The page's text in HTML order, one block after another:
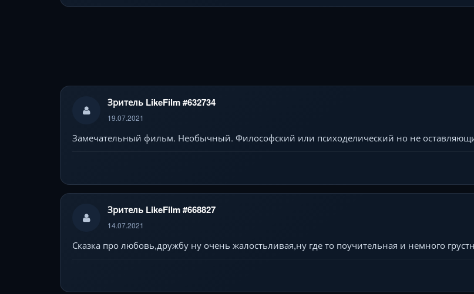
Зритель LikeFilm #632734
19.07.2021
Замечательный фильм. Необычный. Философский или психоделический но не
Зритель LikeFilm #668827
14.07.2021
Сказка про любовь,дружбу ну очень жалостьливая,ну где то поучительная и немного